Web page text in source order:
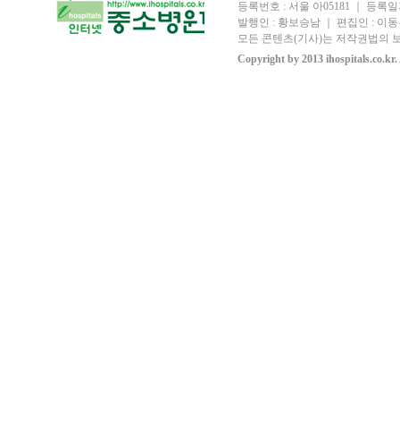
등록번호 : 서울 아05181 ｜ 등록
발행인 : 황보승남 ｜ 편집인 : 이
모든 콘텐츠(기사)는 저작권법의
Copyright by 2013 ihospitals.co.kr.